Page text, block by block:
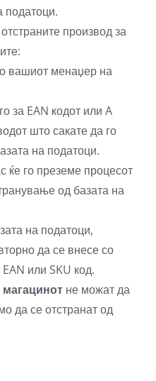
податоци.
производ за
вашиот менаџер на
за EAN кодот или A
што сакате да го
на податоци.
ќе го преземе процесот
од базата на
на податоци,
да се внесе со
или SKU код.
магацинот не можат да
да се отстранат од